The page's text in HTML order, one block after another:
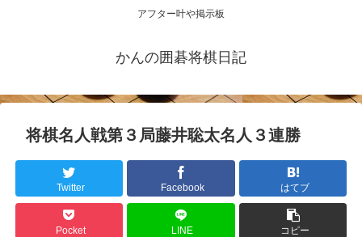
アフター叶や掲示板
かんの囲碁将棋日記
将棋名人戦第３局藤井聡太名人３連勝
Twitter Facebook はてブ
Pocket LINE コピー